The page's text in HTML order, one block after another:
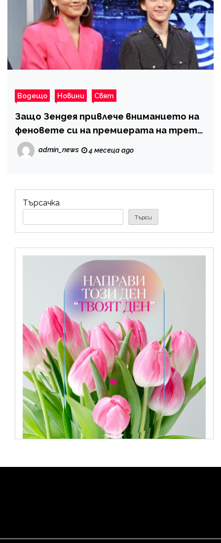
Водещо Новини Свят
Защо Зендея привлече вниманието на
феновете си на премиерата на трети
сезон на „Еуфория“
admin_news 4 месеца ago
Търсачка
Търси